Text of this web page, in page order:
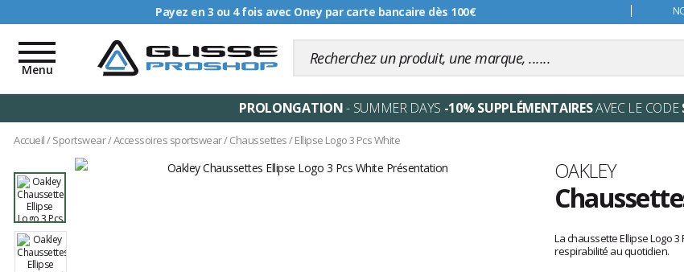
Livraison offerte dès 99€
Toggle
navigation
Menu
PROLONGATION- SUMMER DAYS -10% SUPPLÉMENTAIRESAVEC LE CODE
Accueil/Sportswear/Accessoires sportswear/Chaussettes/Ellipse Logo 3 Pcs White
Marque
OAKLEY
avis
clients
La chaussette Ellipse Logo
respirabilité au quotidien.